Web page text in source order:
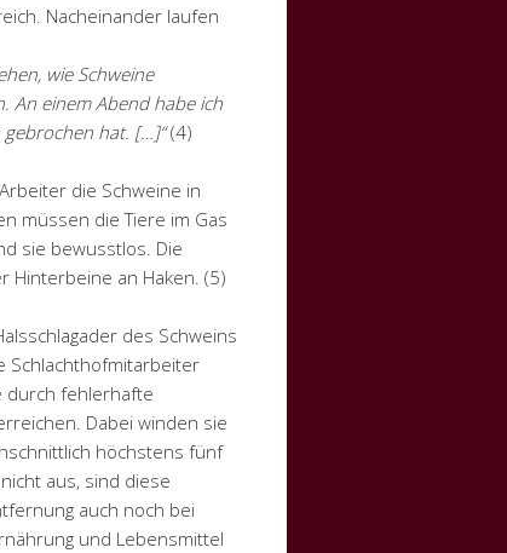
Nacheinander laufen
wie Schweine
An einem Abend habe ich
gebrochen hat. […]“(4)
die Schweine in
müssen die Tiere im Gas
sie bewusstlos. Die
Hinterbeine an Haken. (5)
des Schweins
Schlachthofmitarbeiter
durch fehlerhafte
Dabei winden sie
höchstens fünf
aus, sind diese
auch noch bei
und Lebensmittel